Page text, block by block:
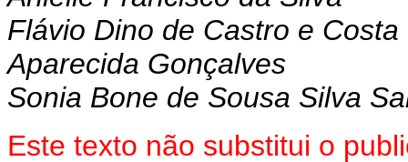
Flávio Dino de Castro e Costa
Aparecida Gonçalves
Sonia Bone de Sousa Silva
Este texto não substitui o